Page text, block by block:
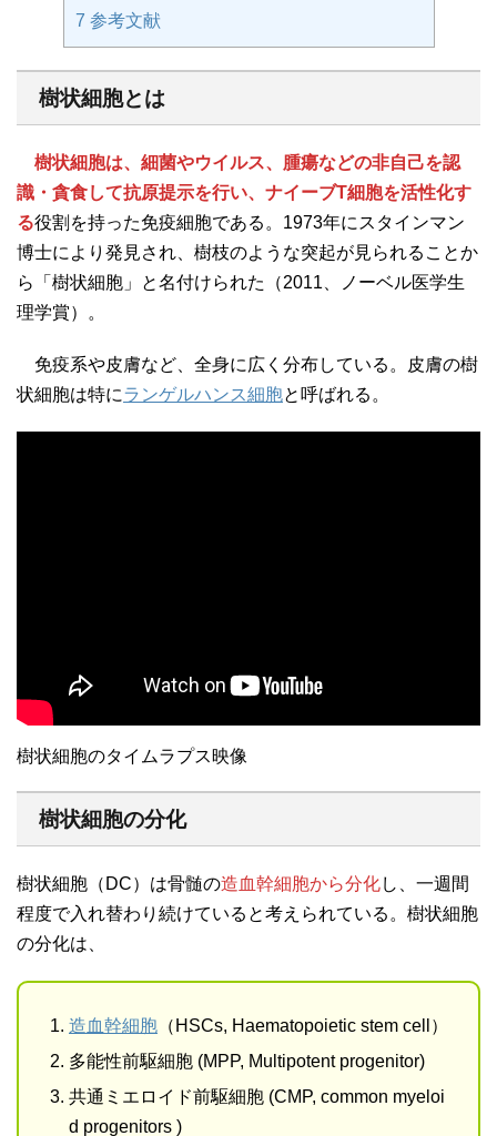
7 参考文献
樹状細胞とは
樹状細胞は、細菌やウイルス、腫瘍などの非自己を認
識・貪食して抗原提示を行い、ナイーブT細胞を活性化す
る役割を持った免疫細胞である。1973年にスタインマン
博士により発見され、樹枝のような突起が見られることか
ら「樹状細胞」と名付けられた（2011、ノーベル医学生
理学賞）。
免疫系や皮膚など、全身に広く分布している。皮膚の樹
状細胞は特にランゲルハンス細胞と呼ばれる。
樹状細胞のタイムラプス映像
樹状細胞の分化
樹状細胞（DC）は骨髄の造血幹細胞から分化し、一週間
程度で入れ替わり続けていると考えられている。樹状細胞
の分化は、
造血幹細胞 （HSCs, Haematopoietic stem cell）
多能性前駆細胞 (MPP, Multipotent progenitor)
共通ミエロイド前駆細胞 (CMP, common myeloi
d progenitors )